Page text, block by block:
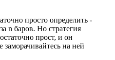
просто определить -
n баров. Но стратегия
прост, и он
заморачивайтесь на ней